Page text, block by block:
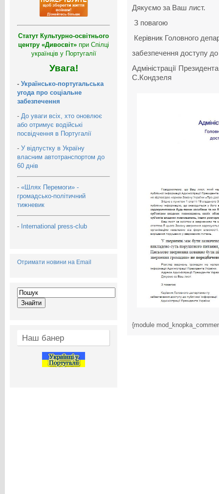
Статут Культурно-освітнього
центру «Дивосвіт» при Спілці
українців у Португалії
Увага!
- Українсько-португальська
угода про соціальне
забезпечення
- До уваги всіх, хто оновлює
або отримує водійські
посвідчення в Португалії
- У відпустку в Україну
власним автотранспортом до
60 днів
- «Шлях Перемоги» -
громадсько-політичний
тижневик
- International press-club
Отримати новини на Email
Наш банер
Дякуємо за Ваш лист.
З повагою
Керівник Головного
забезпечення доступу до
С.Кондзеля
{module